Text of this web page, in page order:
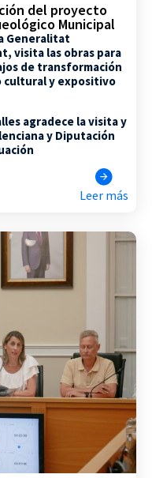
del proyecto
Municipal
Generalitat
visita las obras para
de transformación
cultural y expositivo
agradece la visita y
y Diputación
Leer más